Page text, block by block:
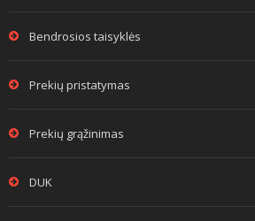
Bendrosios taisyklės
Prekių pristatymas
Prekių grąžinimas
DUK